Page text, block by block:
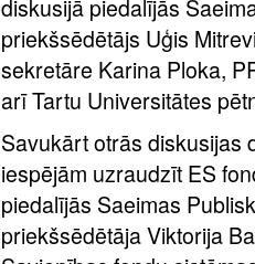
diskusijā piedalījās
priekšsēdētājs Uģis
sekretāre Karina Ploka,
arī Tartu Universitātes
Savukārt otrās diskusijas
iespējām uzraudzīt ES
piedalījās Saeimas
priekšsēdētāja Viktorija